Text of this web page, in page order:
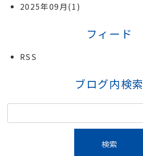
2025年09月(1)
フィード
RSS
ブログ内検索